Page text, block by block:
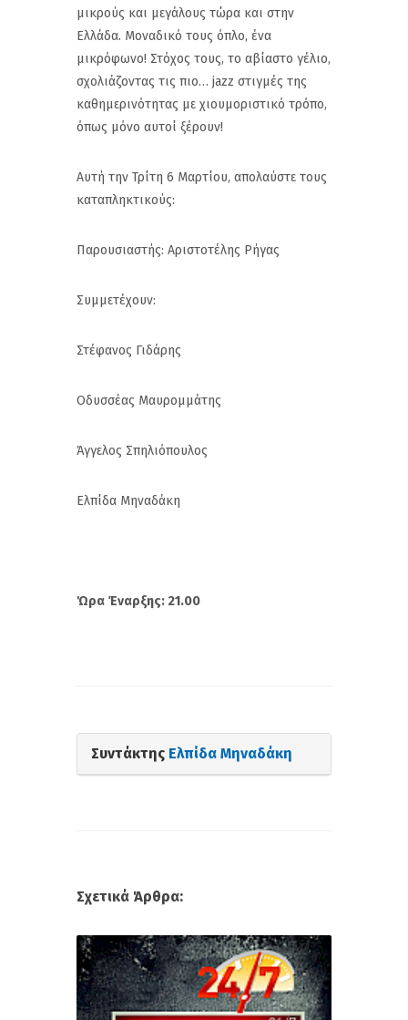
μικρούς και μεγάλους τώρα και στην
Ελλάδα. Μοναδικό τους όπλο, ένα
μικρόφωνο! Στόχος τους, το αβίαστο γέλιο,
σχολιάζοντας τις πιο… jazz στιγμές της
καθημερινότητας με χιουμοριστικό τρόπο,
όπως μόνο αυτοί ξέρουν!
Αυτή την Τρίτη 6 Μαρτίου, απολαύστε τους
καταπληκτικούς:
Παρουσιαστής: Αριστοτέλης Ρήγας
Συμμετέχουν:
Στέφανος Γιδάρης
Οδυσσέας Μαυρομμάτης
Άγγελος Σπηλιόπουλος
Ελπίδα Μηναδάκη
Ώρα Έναρξης: 21.00
Συντάκτης Ελπίδα Μηναδάκη
Σχετικά Άρθρα: